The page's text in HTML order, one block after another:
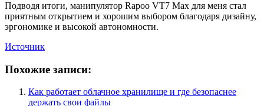
Подводя итоги, манипулятор Rapoo VT7 Max для меня стал
приятным открытием и хорошим выбором благодаря дизайну,
эргономике и высокой автономности.
Источник
Похожие записи:
Как работает облачное хранилище и где безопаснее
держать свои файлы